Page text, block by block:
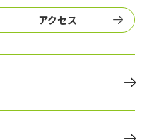
アクセス